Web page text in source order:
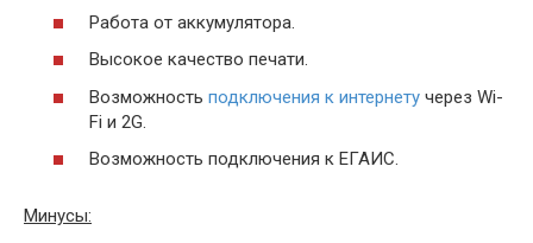
Работа от аккумулятора.
Высокое качество печати.
Возможность подключения к интернету через Wi-
Fi и 2G.
Возможность подключения к ЕГАИС.
Минусы: